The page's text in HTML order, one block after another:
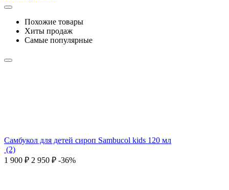
Похожие товары
Хиты продаж
Самые популярные
Самбукол для детей сироп Sambucol kids 120 мл
(2)
1 900 ₽ 2 950 ₽ -36%